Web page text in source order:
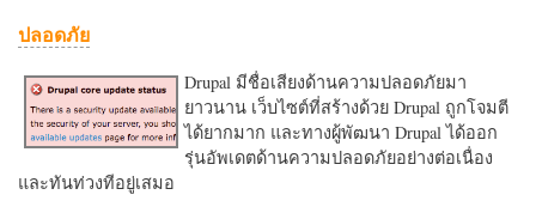
ปลอดภัย
Drupal มีชื่อเสียงด้านความปลอดภัยมา
ยาวนาน เว็บไซต์ที่สร้างด้วย Drupal ถูกโจมตี
ได้ยากมาก และทางผู้พัฒนา Drupal ได้ออก
รุ่นอัพเดตด้านความปลอดภัยอย่างต่อเนื่อง
และทันท่วงทีอยู่เสมอ